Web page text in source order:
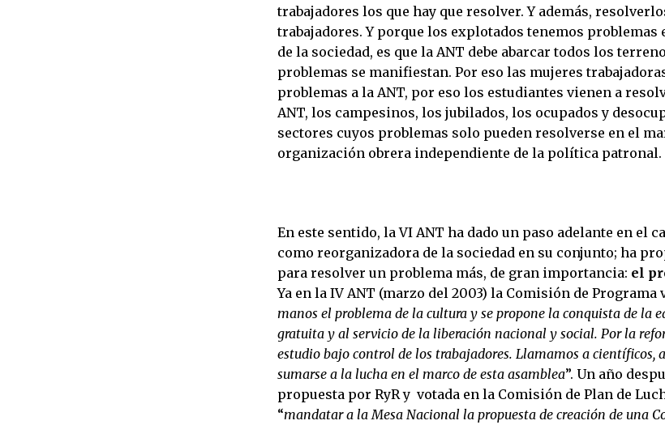
trabajadores los que hay que resolver. Y además,
trabajadores. Y porque los explotados tenemos problemas
de la sociedad, es que la ANT debe abarcar todos los
problemas se manifiestan. Por eso las mujeres
problemas a la ANT, por eso los estudiantes vienen a
ANT, los campesinos, los jubilados, los ocupados y
sectores cuyos problemas solo pueden resolverse en el
organización obrera independiente de la política patronal.
En este sentido, la VI ANT ha dado un paso adelante en el
como reorganizadora de la sociedad en su conjunto; ha
para resolver un problema más, de gran importancia: el
Ya en la IV ANT (marzo del 2003) la Comisión de Programa
manos el problema de la cultura y se propone la conquista de la
gratuita y al servicio de la liberación nacional y social. Por la
estudio bajo control de los trabajadores. Llamamos a científicos,
sumarse a la lucha en el marco de esta asamblea”. Un año
propuesta por RyR y votada en la Comisión de Plan de
“mandatar a la Mesa Nacional la propuesta de creación de una